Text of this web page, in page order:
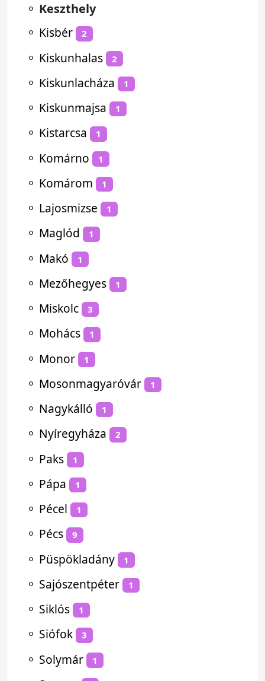
⚬ Keszthely
⚬ Kisbér 2
⚬ Kiskunhalas 2
⚬ Kiskunlacháza 1
⚬ Kiskunmajsa 1
⚬ Kistarcsa 1
⚬ Komárno 1
⚬ Komárom 1
⚬ Lajosmizse 1
⚬ Maglód 1
⚬ Makó 1
⚬ Mezőhegyes 1
⚬ Miskolc 3
⚬ Mohács 1
⚬ Monor 1
⚬ Mosonmagyaróvár 1
⚬ Nagykálló 1
⚬ Nyíregyháza 2
⚬ Paks 1
⚬ Pápa 1
⚬ Pécel 1
⚬ Pécs 9
⚬ Püspökladány 1
⚬ Sajószentpéter 1
⚬ Siklós 1
⚬ Siófok 3
⚬ Solymár 1